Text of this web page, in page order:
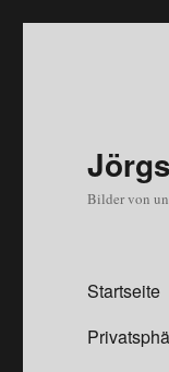
Bilder von
Startseite